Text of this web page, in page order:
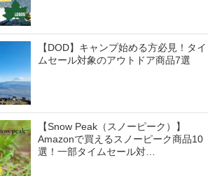
【DOD】キャンプ始める方必見！タイ
ムセール対象のアウトドア商品7選
【Snow Peak（スノーピーク）】
Amazonで買えるスノーピーク商品10
選！一部タイムセール対…